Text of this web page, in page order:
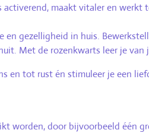
maakt vitaler en werkt
en gezelligheid in huis.
Met de rozenkwarts leer je van
en tot rust én stimuleer je een
worden, door bijvoorbeeld één